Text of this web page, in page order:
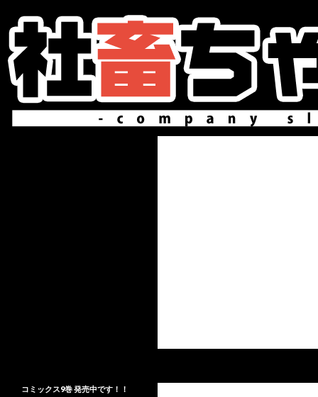
「社畜ちゃん」に関する情報を更新
コミックス9巻 発売中です！！